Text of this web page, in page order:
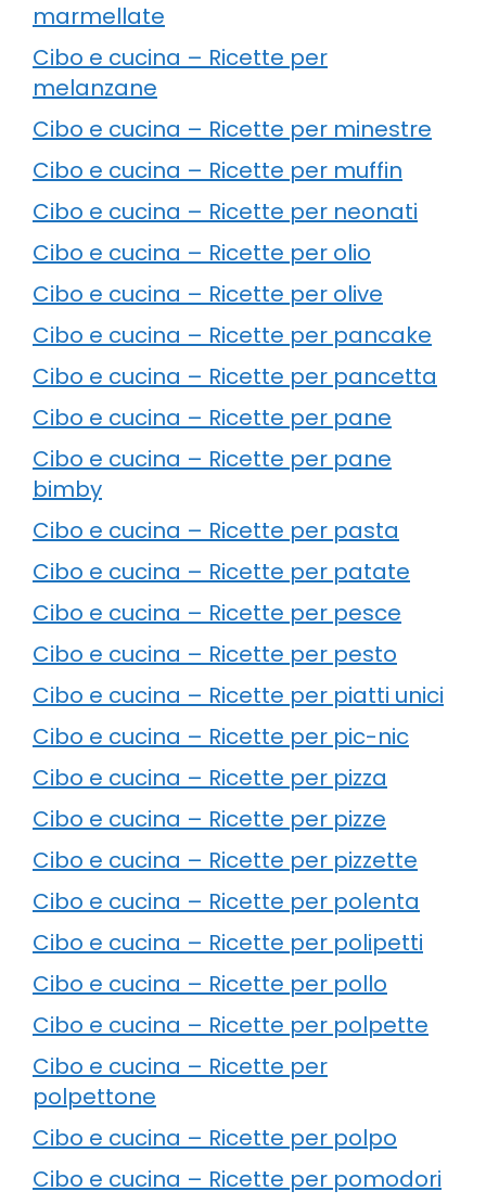
marmellate
Cibo e cucina – Ricette per
melanzane
Cibo e cucina – Ricette per minestre
Cibo e cucina – Ricette per muffin
Cibo e cucina – Ricette per neonati
Cibo e cucina – Ricette per olio
Cibo e cucina – Ricette per olive
Cibo e cucina – Ricette per pancake
Cibo e cucina – Ricette per pancetta
Cibo e cucina – Ricette per pane
Cibo e cucina – Ricette per pane
bimby
Cibo e cucina – Ricette per pasta
Cibo e cucina – Ricette per patate
Cibo e cucina – Ricette per pesce
Cibo e cucina – Ricette per pesto
Cibo e cucina – Ricette per piatti unici
Cibo e cucina – Ricette per pic-nic
Cibo e cucina – Ricette per pizza
Cibo e cucina – Ricette per pizze
Cibo e cucina – Ricette per pizzette
Cibo e cucina – Ricette per polenta
Cibo e cucina – Ricette per polipetti
Cibo e cucina – Ricette per pollo
Cibo e cucina – Ricette per polpette
Cibo e cucina – Ricette per
polpettone
Cibo e cucina – Ricette per polpo
Cibo e cucina – Ricette per pomodori